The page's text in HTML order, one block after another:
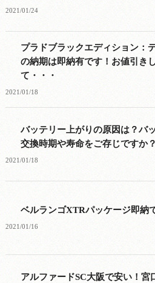
2021/01/24
プラドブラックエディション：
の納期は即納有です！お値引き
て・・・
2021/01/18
バッテリー上がりの原因は？バ
交換時期や寿命をご存じですか？
2021/01/18
ベルランゴXTRパッケージ即納
2021/01/16
アルファードSC大阪で安い！宮